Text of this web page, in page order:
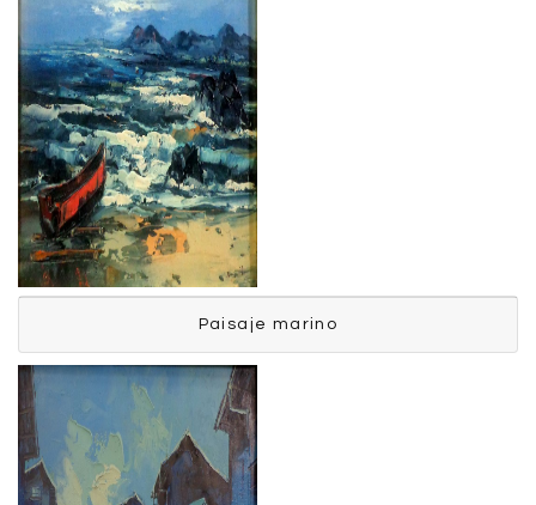
Ronquillo Mario
Paisaje marino